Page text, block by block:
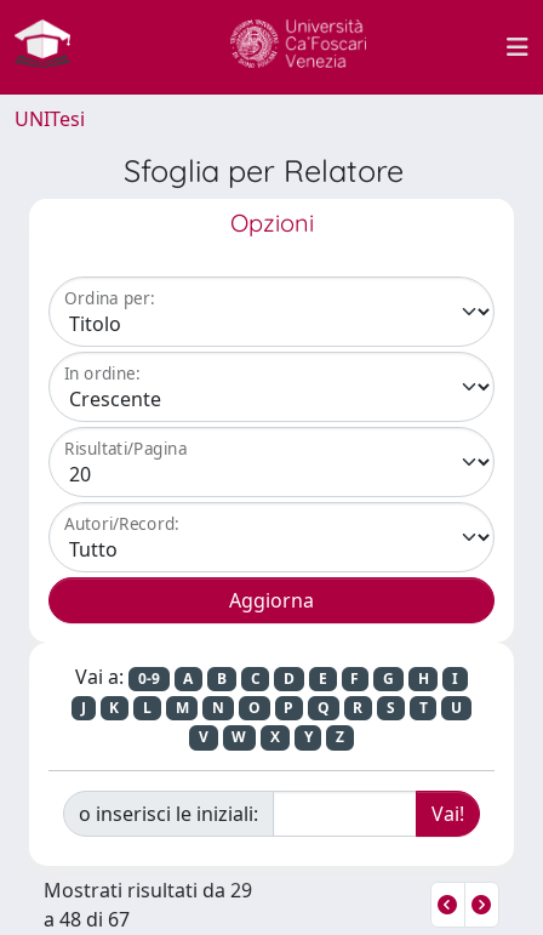
UNITesi
Sfoglia per Relatore
Opzioni
Ordina per:
In ordine:
Risultati/Pagina
Autori/Record:
Vai a: 0-9 A B C D E F G H
I
J
K L M N O P Q R S T
U
V
W X Y Z
o inserisci le iniziali:
Mostrati risultati da 29
a 48 di 67